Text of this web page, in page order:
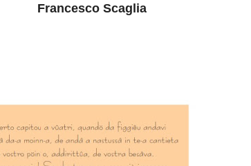
Scaglia